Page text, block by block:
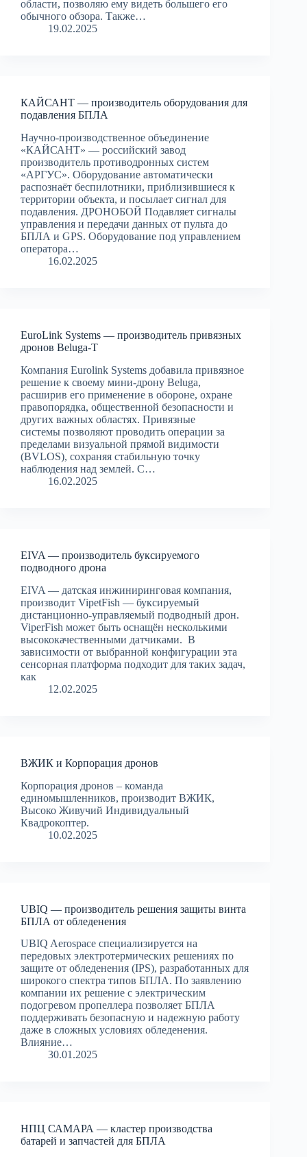
области, позволяю ему видеть большего его
обычного обзора. Также…
19.02.2025
КАЙСАНТ — производитель оборудования для
подавления БПЛА
Научно-производственное объединение
«КАЙСАНТ» — российский завод
производитель противодронных систем
«АРГУС». Оборудование автоматически
распознаёт беспилотники, приблизившиеся к
территории объекта, и посылает сигнал для
подавления. ДРОНОБОЙ Подавляет сигналы
управления и передачи данных от пульта до
БПЛА и GPS. Оборудование под управлением
оператора…
16.02.2025
EuroLink Systems — производитель привязных
дронов Beluga-T
Компания Eurolink Systems добавила привязное
решение к своему мини-дрону Beluga,
расширив его применение в обороне, охране
правопорядка, общественной безопасности и
других важных областях. Привязные
системы позволяют проводить операции за
пределами визуальной прямой видимости
(BVLOS), сохраняя стабильную точку
наблюдения над землей. С…
16.02.2025
EIVA — производитель буксируемого
подводного дрона
EIVA — датская инжиниринговая компания,
производит VipetFish — буксируемый
дистанционно-управляемый подводный дрон.
ViperFish может быть оснащён несколькими
высококачественными датчиками. В
зависимости от выбранной конфигурации эта
сенсорная платформа подходит для таких задач,
как
12.02.2025
ВЖИК и Корпорация дронов
Корпорация дронов – команда
единомышленников, производит ВЖИК,
Высоко Живучий Индивидуальный
Квадрокоптер.
10.02.2025
UBIQ — производитель решения защиты винта
БПЛА от обледенения
UBIQ Aerospace специализируется на
передовых электротермических решениях по
защите от обледенения (IPS), разработанных для
широкого спектра типов БПЛА. По заявлению
компании их решение с электрическим
подогревом пропеллера позволяет БПЛА
поддерживать безопасную и надежную работу
даже в сложных условиях обледенения.
Влияние…
30.01.2025
НПЦ САМАРА — кластер производства
батарей и запчастей для БПЛА